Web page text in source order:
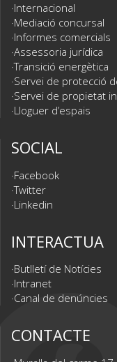
Internacional
Mediació concursal
Informes comercials
Assessoria jurídica
Transició energètica
Servei de protecció
Servei de propietat
Lloguer d’espais
SOCIAL
Facebook
Twitter
Linkedin
INTERACTUA
Butlletí de Notícies
Intranet
Canal de denúncies
CONTACTE